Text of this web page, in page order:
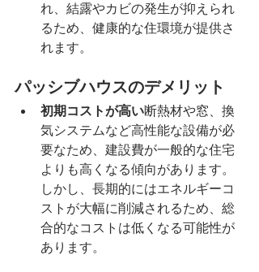
れ、結露やカビの発生が抑えられ
るため、健康的な住環境が提供さ
れます。
パッシブハウスのデメリット
初期コストが高い断熱材や窓、換
気システムなど高性能な設備が必
要なため、建設費が一般的な住宅
よりも高くなる傾向があります。
しかし、長期的にはエネルギーコ
ストが大幅に削減されるため、総
合的なコストは低くなる可能性が
あります。